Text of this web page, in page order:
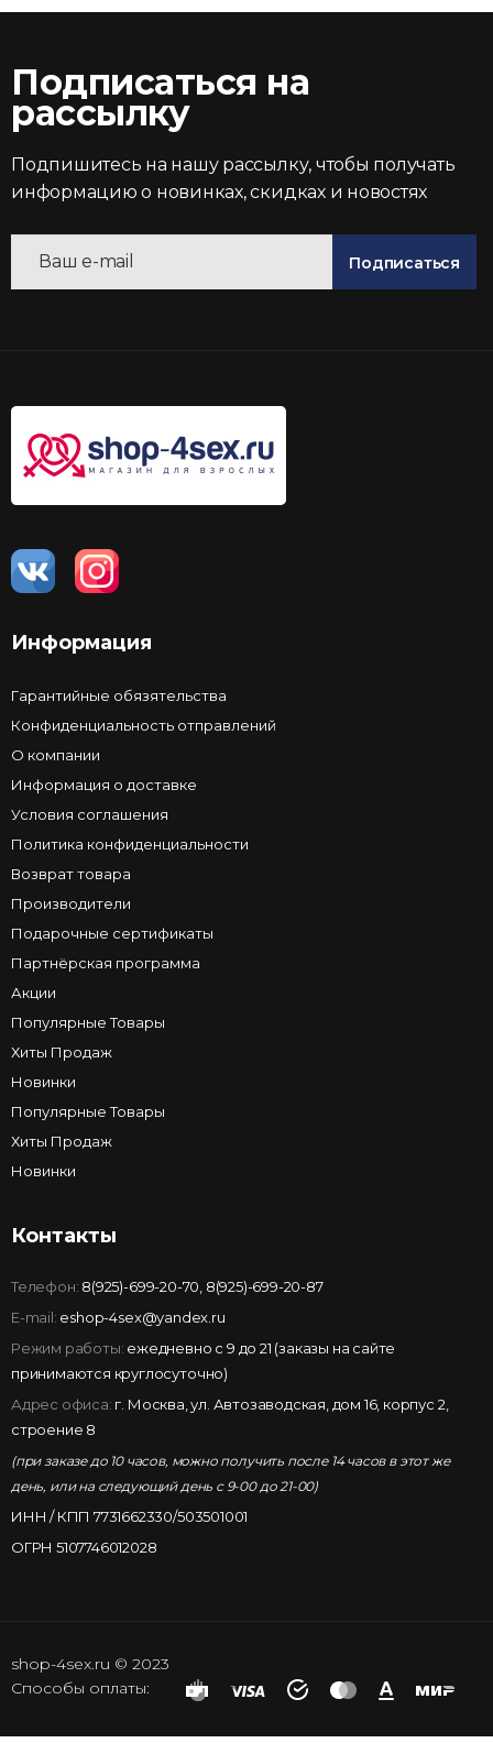
Подписаться на
рассылку
Подпишитесь на нашу рассылку, чтобы получать
информацию о новинках, скидках и новостях
Подписаться
Информация
Гарантийные обязятельства
Конфиденциальность отправлений
О компании
Информация о доставке
Условия соглашения
Политика конфиденциальности
Возврат товара
Производители
Подарочные сертификаты
Партнёрская программа
Акции
Популярные Товары
Хиты Продаж
Новинки
Популярные Товары
Хиты Продаж
Новинки
Контакты
Телефон: 8(925)-699-20-70 8(925)-699-20-87
E-mail: eshop-4sex@yandex.ru
Режим работы: ежедневно с 9 до 21 (заказы на сайте
принимаются круглосуточно)
Адрес офиса: г. Москва, ул. Автозаводская, дом 16, корпус 2,
строение 8
(при заказе до 10 часов, можно получить после 14 часов в этот же
день, или на следующий день с 9-00 до 21-00)
ИНН / КПП 7731662330/503501001
ОГРН 5107746012028
shop-4sex.ru © 2023
Способы оплаты: